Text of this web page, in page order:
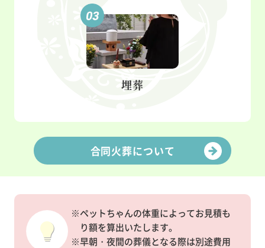
埋葬
合同火葬について
※ペットちゃんの体重によってお見積も
り額を算出いたします。
※早朝・夜間の葬儀となる際は別途費用